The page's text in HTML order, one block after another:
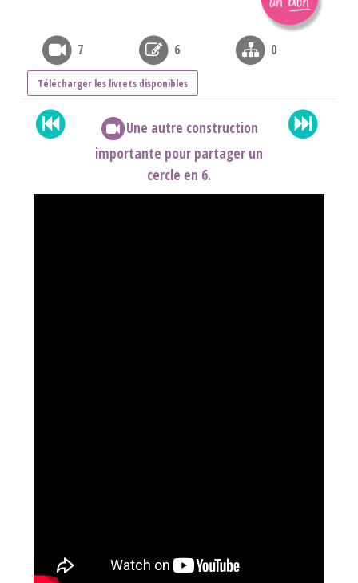
7 6 0
Télécharger les livrets disponibles
Une autre construction
importante pour partager un
cercle en 6.